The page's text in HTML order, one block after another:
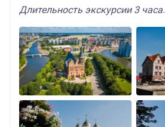
Длительность экскурсии 3 часа.